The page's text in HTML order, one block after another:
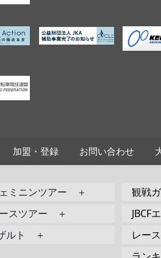
加盟・登録 お問い合わせ
ミニンツアー ＋
スツアー ＋
ルト ＋
観戦
JBCF
レー